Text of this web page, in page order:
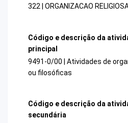
322 | ORGANIZACAO
Código e descrição da
principal
9491-0/00 | Atividades de
ou filosóficas
Código e descrição da
secundária